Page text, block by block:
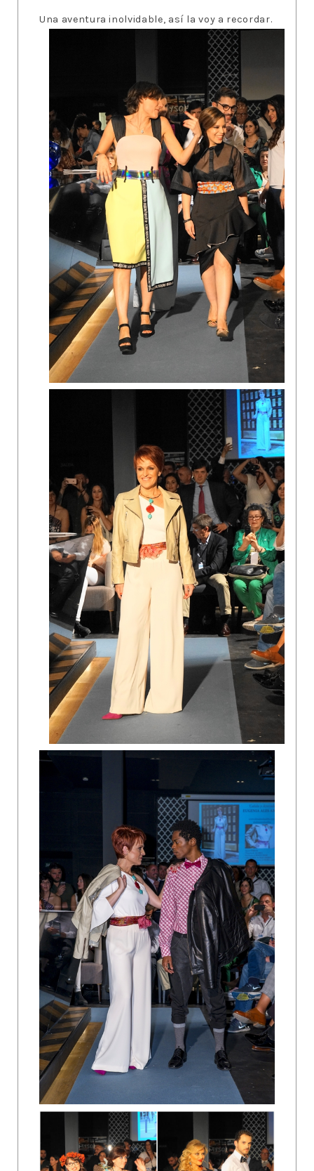
Una aventura inolvidable, así la voy a recordar.